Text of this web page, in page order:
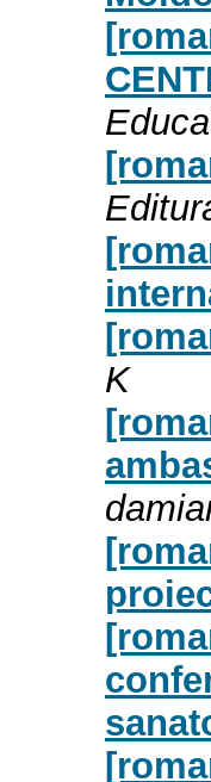
K